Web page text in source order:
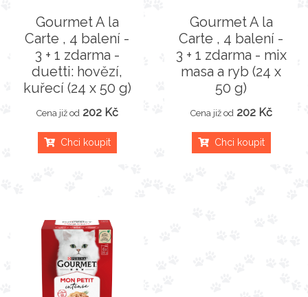
Gourmet A la
Carte , 4 balení -
3 + 1 zdarma -
duetti: hovězí,
kuřecí (24 x 50 g)
Cena již od 202 Kč
Chci koupit
Gourmet A la
Carte , 4 balení -
3 + 1 zdarma - mix
masa a ryb (24 x
50 g)
Cena již od 202 Kč
Chci koupit